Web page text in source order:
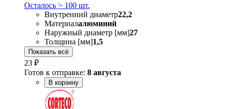
Осталось > 100 шт.
Внутренний диаметр22,2
Материалалюминий
Наружный диаметр [мм]27
Толщина [мм]1,5
Показать всё
23 ₽
Готов к отправке: 8 августа
В корзину